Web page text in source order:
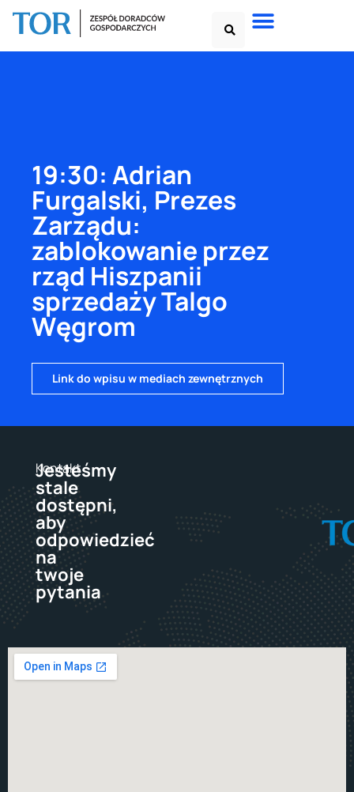
19:30: Adrian
Furgalski, Prezes
Zarządu:
zablokowanie przez
rząd Hiszpanii
sprzedaży Talgo
Węgrom
Link do wpisu w mediach zewnętrznych
Kontakt
Jesteśmy
stale
dostępni,
aby
odpowiedzieć
na
twoje
pytania